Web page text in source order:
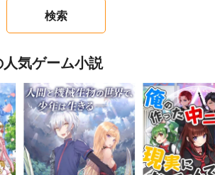
気ゲーム小説